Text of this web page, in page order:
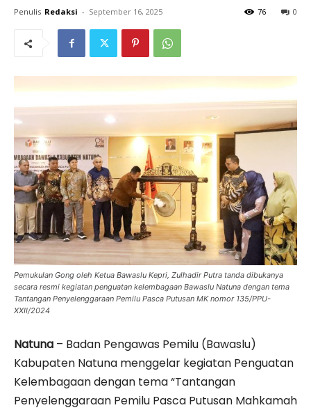
Penulis Redaksi - September 16, 2025 0
76
Pemukulan Gong oleh Ketua Bawaslu Kepri, Zulhadir Putra tanda dibukanya
secara resmi kegiatan penguatan kelembagaan Bawaslu Natuna dengan tema
Tantangan Penyelenggaraan Pemilu Pasca Putusan MK nomor 135/PPU-
XXII/2024
Natuna – Badan Pengawas Pemilu (Bawaslu)
Kabupaten Natuna menggelar kegiatan Penguatan
Kelembagaan dengan tema “Tantangan
Penyelenggaraan Pemilu Pasca Putusan Mahkamah